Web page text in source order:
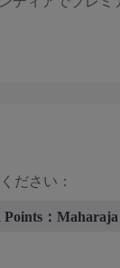
ださい：
：Maharaja